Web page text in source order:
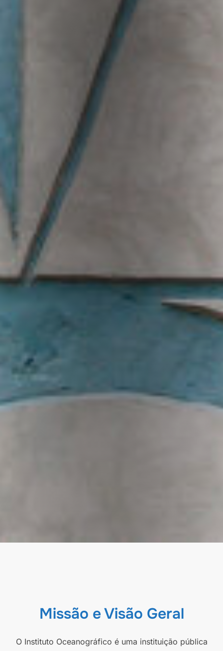
Missão e Visão Geral
O Instituto Oceanográfico é uma instituição pública